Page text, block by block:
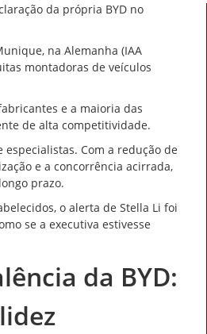
da própria BYD no
na Alemanha (IAA
montadoras de veículos
e a maioria das
de alta competitividade.
Com a redução de
e a concorrência acirrada,
prazo.
o alerta de Stella Li foi
se a executiva estivesse
da BYD: